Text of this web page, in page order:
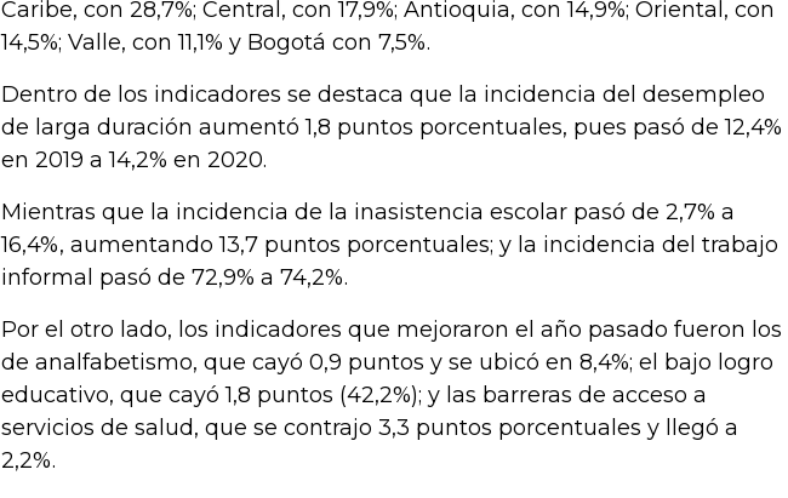
Caribe, con 28,7%; Central, con 17,9%; Antioquia, con 14,9%; Oriental, con
14,5%; Valle, con 11,1% y Bogotá con 7,5%.
Dentro de los indicadores se destaca que la incidencia del desempleo
de larga duración aumentó 1,8 puntos porcentuales, pues pasó de 12,4%
en 2019 a 14,2% en 2020.
Mientras que la incidencia de la inasistencia escolar pasó de 2,7% a
16,4%, aumentando 13,7 puntos porcentuales; y la incidencia del trabajo
informal pasó de 72,9% a 74,2%.
Por el otro lado, los indicadores que mejoraron el año pasado fueron los
de analfabetismo, que cayó 0,9 puntos y se ubicó en 8,4%; el bajo logro
educativo, que cayó 1,8 puntos (42,2%); y las barreras de acceso a
servicios de salud, que se contrajo 3,3 puntos porcentuales y llegó a
2,2%.